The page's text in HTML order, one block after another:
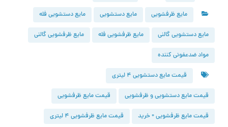
مایع ظرفشویی مایع دستشویی مایع دستشویی فله
مایع دستشویی گالنی مایع ظرفشویی فله مایع ظرفشویی گالنی
مواد ضدعفونی کننده
قیمت مایع دستشویی ۴ لیتری
قیمت مایع دستشویی و ظرفشویی قیمت مایع ظرفشویی
قیمت مایع ظرفشویی + خرید قیمت مایع ظرفشویی ۴ لیتری